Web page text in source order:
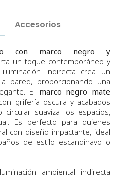
Accesorios
con marco negro y
un toque contemporáneo y
indirecta crea un
pared, proporcionando una
El marco negro mate
grifería oscura y acabados
suaviza los espacios,
Es perfecto para quienes
con diseño impactante, ideal
de estilo escandinavo o
ambiental indirecta